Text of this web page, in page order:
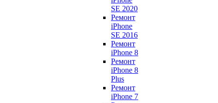
SE 2020
Ремонт
iPhone
SE 2016
Ремонт
iPhone 8
Ремонт
iPhone 8
Plus
Ремонт
iPhone 7